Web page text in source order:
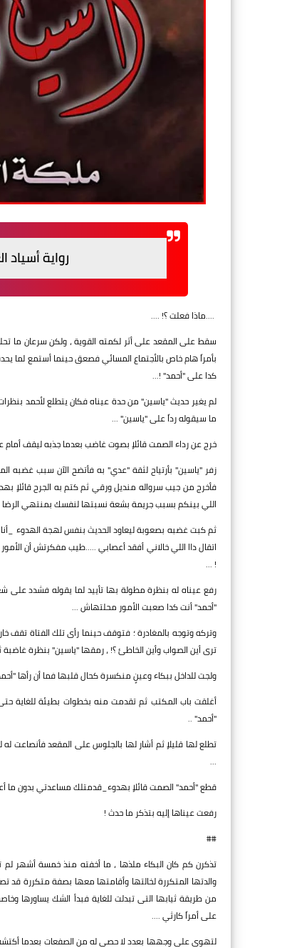
رواية
....ماذا فعلت ؟! ....
سقط على المقعد على أثر لكمته القوية ، ولكن سرعان ما
بأمراً هام خاص بالأجتماع المسائي فصعق حينما أستمع
كدا على "أحمد" !...
لم يغير حديث "ياسين" من حدة عيناه فكان يتطلع لأحمد
ما سيقوله رداً على "ياسين" ...
خرج عن رداء الصمت قائلاٍ بصوت غاضب بعدما جذبه ليقف أمام
زفر "ياسين" بأرتياح لثقة "عدي" به فأتضح الآن سبب غضبه
فأخرج من جيب سرواله منديل ورقي ثم كتم به الجرح قائلاٍ
اللي بينكم بسبب جريمة بشعة نسبتها لنفسك بمنتهي
ثم كبت غضبه بصعوبة ليعاود الحديث بنفس لهجة الهدوء
اتقال داا اللي خالاني أفقد أعصابي .....طيب مفكرتش أن
! ...
رفع عيناه له بنظرة مطولة بها تأييد لما يقوله فشدد
"أحمد" أنت كدا صعبت الأمور محلتهاش ...
وتركه وتوجه بالمغادرة ؛ فتوقف حينما رأى تلك الفتاة تقف
ترى أين الصواب وأين الخاطئ ؟! ، رمقها "ياسين" بنظرة
ولجت للداخل ببكاء وعينٍ منكسرة كحال قلبها فما أن رأها
أغلقت باب المكتب ثم تقدمت منه بخطوات بطيئة للغاية
"أحمد" ..
تطلع لها قليلاٍ ثم أشار لها بالجلوس على المقعد فأنصاعت
...
قطع "أحمد" الصمت قائلاٍ بهدوء_قدمتلك مساعدتي بدون
رفعت عيناها إليه بتذكر ما حدث !
##
تذكرن كم كان البكاء ملذها ، ما أخفته منذ خمسة أشهر
والدتها المتكررة لخالتها وأقامتها معها بصفة متكررة قد
من طريقة ثيابها التى تبدلت للغاية فبدأ الشك يساورها
على أمراً كارثي ....
لتهوى على وجهها بعدد لا حصى له من الصفعات بعدما